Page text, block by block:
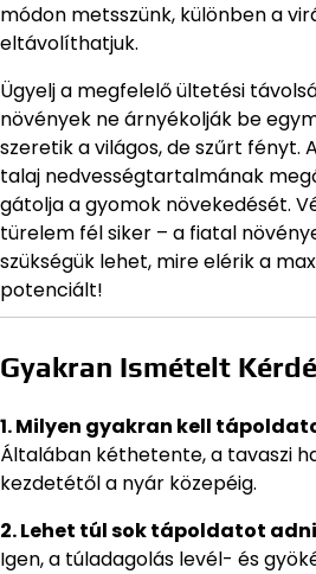
módon metsszünk, különben a
eltávolíthatjuk.
Ügyelj a megfelelő ültetési
növények ne árnyékolják be
szeretik a világos, de szűrt fényt.
talaj nedvességtartalmának
gátolja a gyomok növekedését.
türelem fél siker – a fiatal
szükségük lehet, mire elérik a
potenciált!
Gyakran Ismételt
1. Milyen gyakran kell
Általában kéthetente, a tavaszi
kezdetétől a nyár közepéig.
2. Lehet túl sok tápoldatot
Igen, a túladagolás levél- és